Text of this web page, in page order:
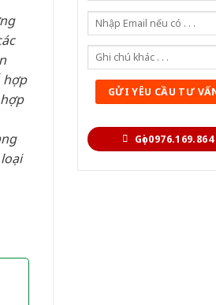
Gọi 0976.169.864
hợp